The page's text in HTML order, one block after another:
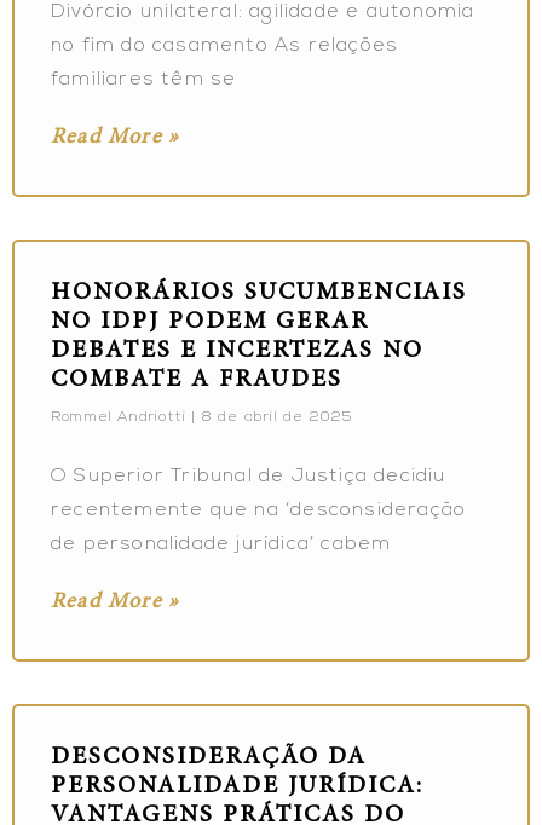
Divórcio unilateral: agilidade e autonomia
no fim do casamento As relações
familiares têm se
Read More »
HONORÁRIOS SUCUMBENCIAIS
NO IDPJ PODEM GERAR
DEBATES E INCERTEZAS NO
COMBATE A FRAUDES
Rommel Andriotti 8 de abril de 2025
O Superior Tribunal de Justiça decidiu
recentemente que na ‘desconsideração
de personalidade jurídica’ cabem
Read More »
DESCONSIDERAÇÃO DA
PERSONALIDADE JURÍDICA:
VANTAGENS PRÁTICAS DO